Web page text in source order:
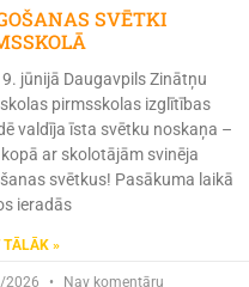
SVĒTKI
jūnijā Daugavpils Zinātņu
pirmsskolas izglītības
valdīja īsta svētku noskaņa –
kopā ar skolotājām svinēja
svētkus! Pasākuma laikā
ieradās
TĀLĀK »
2026 Nav komentāru